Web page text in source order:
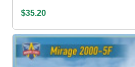
$35.20